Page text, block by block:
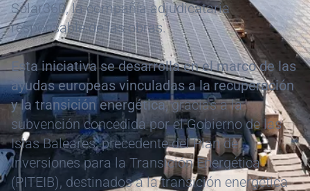
Solar360, la compañía adjudicataria
responsable de las obras.
Esta iniciativa se desarrolla en el marco de las
ayudas europeas vinculadas a la recuperación
y la transición energética, gracias a la
subvención concedida por el Gobierno de las
Islas Baleares, precedente del Plan de
Inversiones para la Transición Energética
(PITEIB), destinados a la transición energética